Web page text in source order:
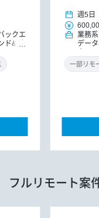
ックエ
ド&バ
週5日
業務
デー
一部リモ
フルリモート案